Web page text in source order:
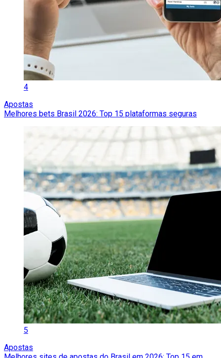
4
Apostas
Melhores bets Brasil 2026: Top 15 plataformas seguras
5
Apostas